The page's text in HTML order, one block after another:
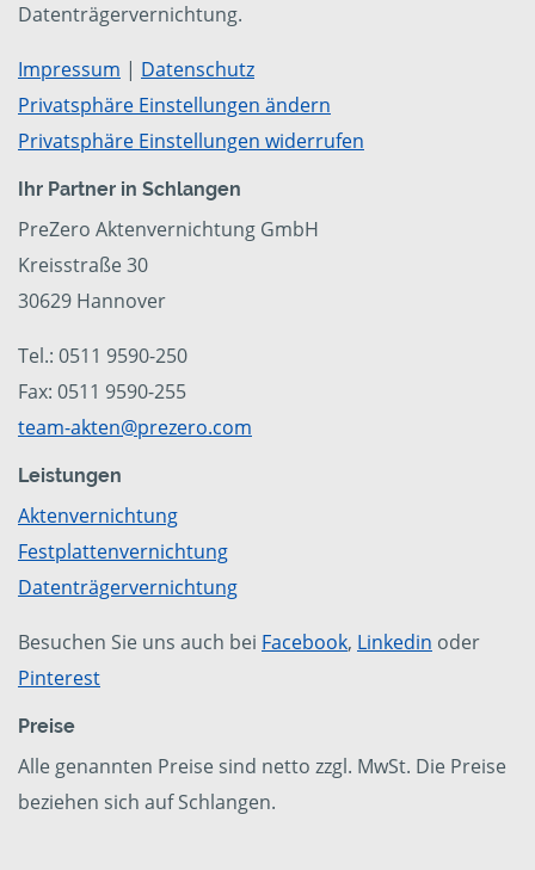
Datenträgervernichtung.
Impressum | Datenschutz
Privatsphäre Einstellungen ändern
Privatsphäre Einstellungen widerrufen
Ihr Partner in Schlangen
PreZero Aktenvernichtung GmbH
Kreisstraße 30
30629 Hannover
Tel.: 0511 9590-250
Fax: 0511 9590-255
team-akten@prezero.com
Leistungen
Aktenvernichtung
Festplattenvernichtung
Datenträgervernichtung
Besuchen Sie uns auch bei Facebook, Linkedin oder
Pinterest
Preise
Alle genannten Preise sind netto zzgl. MwSt. Die Preise
beziehen sich auf Schlangen.